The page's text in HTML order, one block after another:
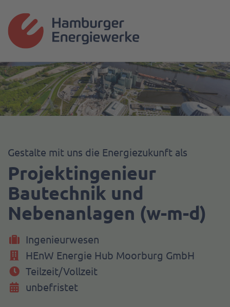
Gestalte mit uns die Energiezukunft als
Projektingenieur
Bautechnik und
Nebenanlagen (w-m-d)
Ingenieurwesen
HEnW Energie Hub Moorburg GmbH
Teilzeit/Vollzeit
unbefristet